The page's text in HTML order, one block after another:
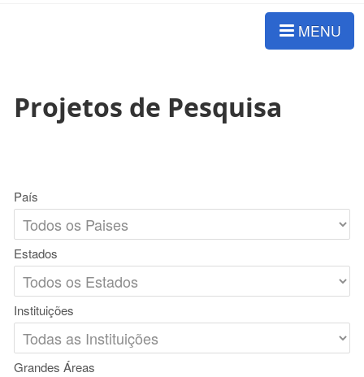
MENU
Projetos de Pesquisa
País
Estados
Instituições
Grandes Áreas